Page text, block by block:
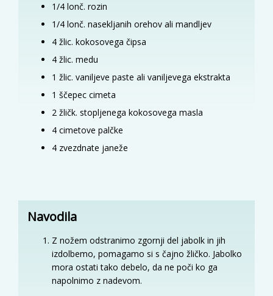
1/4 lonč. rozin
1/4 lonč. nasekljanih orehov ali mandljev
4 žlic. kokosovega čipsa
4 žlic. medu
1 žlic. vaniljeve paste ali vaniljevega ekstrakta
1 ščepec cimeta
2 žličk. stopljenega kokosovega masla
4 cimetove palčke
4 zvezdnate janeže
Navodila
Z nožem odstranimo zgornji del jabolk in jih
izdolbemo, pomagamo si s čajno žličko. Jabolko
mora ostati tako debelo, da ne poči ko ga
napolnimo z nadevom.